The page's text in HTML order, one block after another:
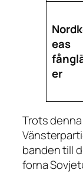
eas
er
Trots
banden till
forna